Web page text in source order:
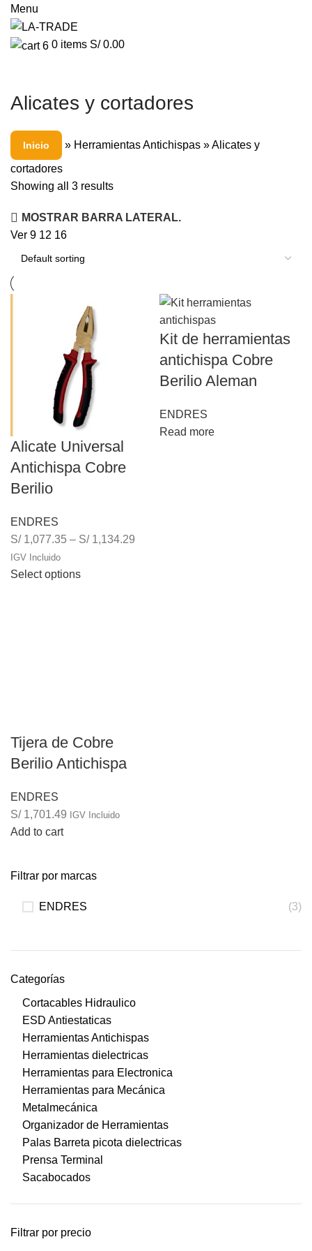
Menu
0 items S/0.00
Alicates y cortadores
Filtrar por marcas
ENDRES (3)
Categorías
Cortacables Hidraulico
ESD Antiestaticas
Herramientas Antichispas
Herramientas dielectricas
Herramientas para Electronica
Herramientas para Mecánica
Metalmecánica
Organizador de Herramientas
Palas Barreta picota dielectricas
Prensa Terminal
Sacabocados
Filtrar por precio
Inicio » Herramientas Antichispas »Alicates y
cortadores
Showing all 3 results
MOSTRAR BARRA LATERAL.
Ver 9 12 16
Alicate Universal
Antichispa Cobre
Berilio
ENDRES
S/1,077.35 – S/1,134.29
IGV Incluido
Select options
Kit de herramientas
antichispa Cobre
Berilio Aleman
ENDRES
Read more
Tijera de Cobre
Berilio Antichispa
ENDRES
S/1,701.49 IGV Incluido
Add to cart